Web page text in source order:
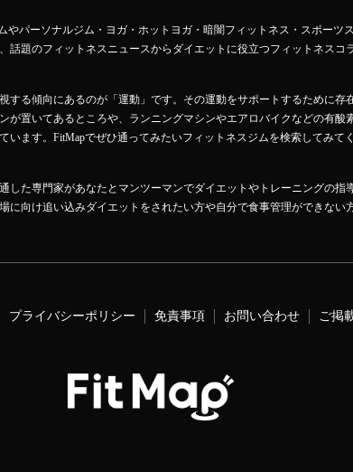
やパーソナルジム・ヨガ・ホットヨガ・暗闇フィットネス・スポー
話題のフィットネスニュースからダイエットに役立つフィットネスコ
する傾向にあるのが「運動」です。その運動をサポートするために
が置いてあるところや、ランニングマシンやエアロバイクなどの有
います。FitMapでぜひ通ってみたいフィットネスジムを検索してみて
した専門家があなたとマンツーマンでダイエットやトレーニングの
に向け追い込みダイエットをされたい方や自分で食事管理ができない
プライバシーポリシー 免責事項 お問い合わせ ご掲